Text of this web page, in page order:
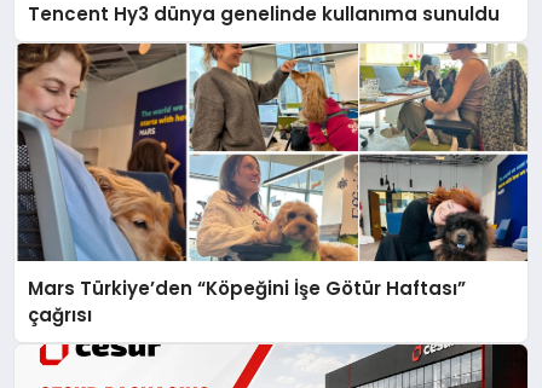
Tencent Hy3 dünya genelinde kullanıma sunuldu
Mars Türkiye’den “Köpeğini İşe Götür Haftası”
çağrısı